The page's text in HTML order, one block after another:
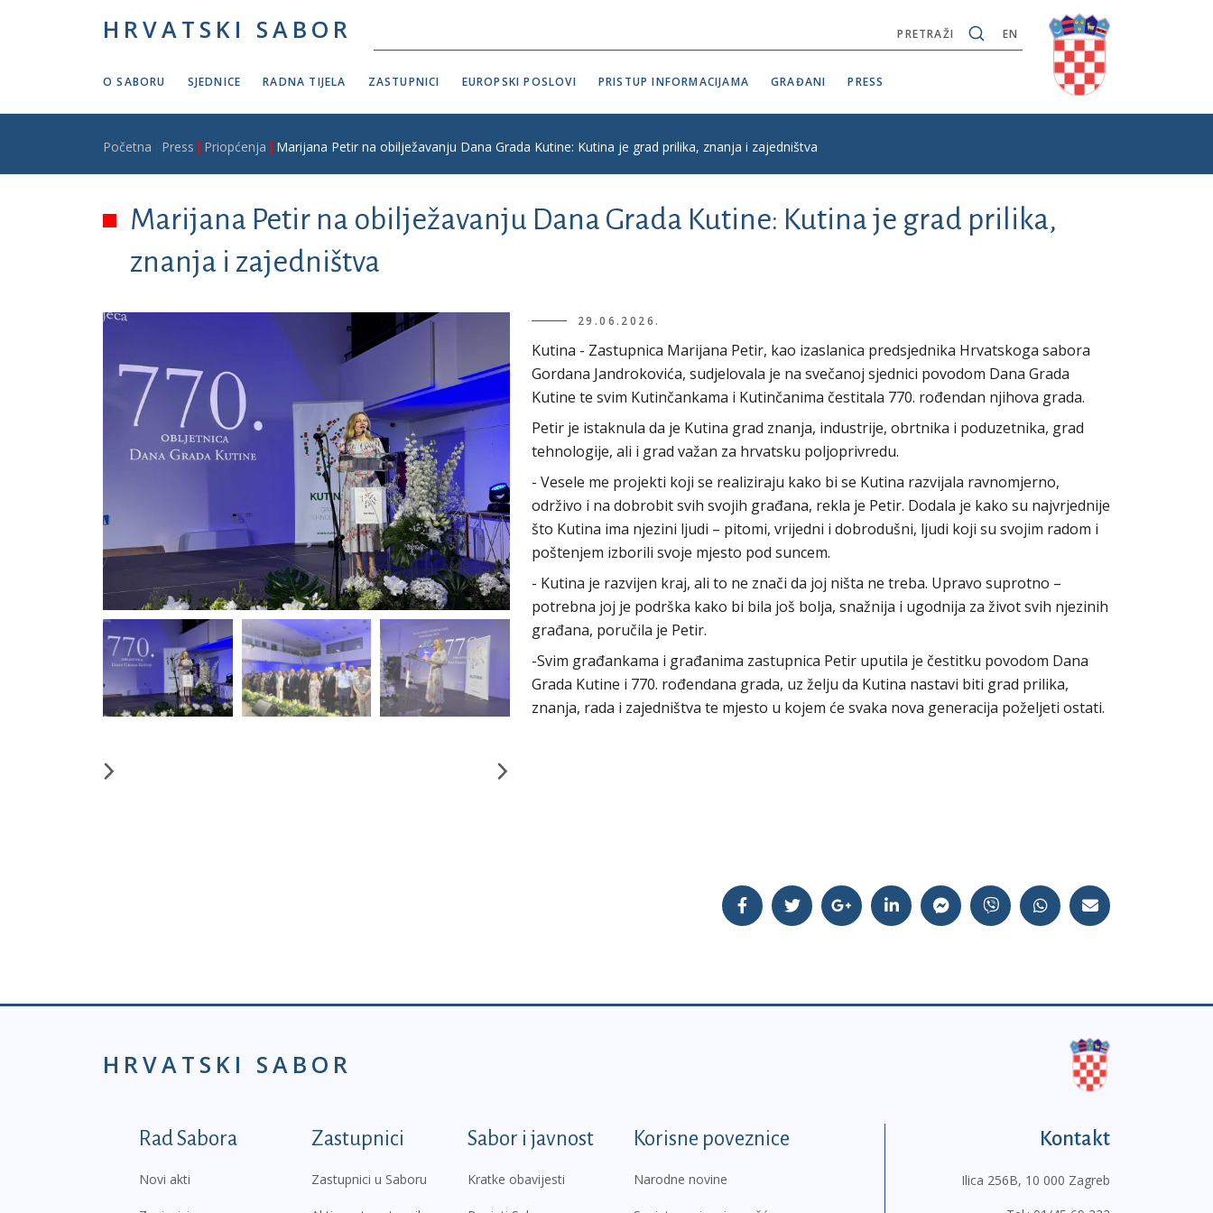
HRVATSKI SABOR EN
PRETRAŽI
O SABORU SJEDNICE RADNA TIJELA ZASTUPNICI EUROPSKI POSLOVI PRISTUP INFORMACIJAMA GRAĐANI PRESS
Breadcrumb
Početna Press Priopćenja Marijana Petir na obilježavanju Dana Grada Kutine: Kutina je grad prilika, znanja i zajedništva
Marijana Petir na obilježavanju Dana Grada Kutine: Kutina je grad prilika,
znanja i zajedništva
29.06.2026.
Kutina - Zastupnica Marijana Petir, kao izaslanica predsjednika Hrvatskoga sabora
Gordana Jandrokovića, sudjelovala je na svečanoj sjednici povodom Dana Grada
Kutine te svim Kutinčankama i Kutinčanima čestitala 770. rođendan njihova grada.
Petir je istaknula da je Kutina grad znanja, industrije, obrtnika i poduzetnika, grad
tehnologije, ali i grad važan za hrvatsku poljoprivredu.
- Vesele me projekti koji se realiziraju kako bi se Kutina razvijala ravnomjerno,
održivo i na dobrobit svih svojih građana, rekla je Petir. Dodala je kako su najvrjednije
što Kutina ima njezini ljudi – pitomi, vrijedni i dobrodušni, ljudi koji su svojim radom i
poštenjem izborili svoje mjesto pod suncem.
- Kutina je razvijen kraj, ali to ne znači da joj ništa ne treba. Upravo suprotno –
potrebna joj je podrška kako bi bila još bolja, snažnija i ugodnija za život svih njezinih
građana, poručila je Petir.
-Svim građankama i građanima zastupnica Petir uputila je čestitku povodom Dana
Grada Kutine i 770. rođendana grada, uz želju da Kutina nastavi biti grad prilika,
znanja, rada i zajedništva te mjesto u kojem će svaka nova generacija poželjeti ostati.
HRVATSKI SABOR
Podnožje prvi izbornik
Rad Sabora
Novi akti
Zastupnici
Zastupnici u Saboru
Sabor i javnost
Kratke obavijesti
Korisne poveznice
Narodne novine
Kontakt
Ilica 256B, 10 000 Zagreb